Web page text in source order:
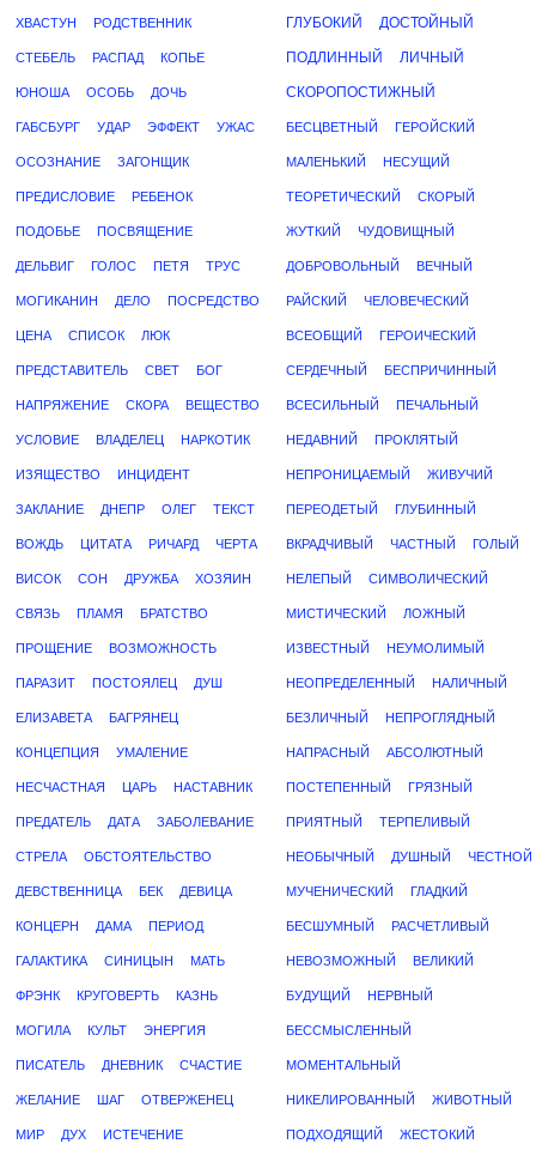
ХВАСТУН РОДСТВЕННИК
СТЕБЕЛЬ РАСПАД КОПЬЕ
ЮНОША ОСОБЬ ДОЧЬ
ГАБСБУРГ УДАР ЭФФЕКТ УЖАС
ОСОЗНАНИЕ ЗАГОНЩИК
ПРЕДИСЛОВИЕ РЕБЕНОК
ПОДОБЬЕ ПОСВЯЩЕНИЕ
ДЕЛЬВИГ ГОЛОС ПЕТЯ ТРУС
МОГИКАНИН ДЕЛО ПОСРЕДСТВО
ЦЕНА СПИСОК ЛЮК
ПРЕДСТАВИТЕЛЬ СВЕТ БОГ
НАПРЯЖЕНИЕ СКОРА ВЕЩЕСТВО
УСЛОВИЕ ВЛАДЕЛЕЦ НАРКОТИК
ИЗЯЩЕСТВО ИНЦИДЕНТ
ЗАКЛАНИЕ ДНЕПР ОЛЕГ ТЕКСТ
ВОЖДЬ ЦИТАТА РИЧАРД ЧЕРТА
ВИСОК СОН ДРУЖБА ХОЗЯИН
СВЯЗЬ ПЛАМЯ БРАТСТВО
ПРОЩЕНИЕ ВОЗМОЖНОСТЬ
ПАРАЗИТ ПОСТОЯЛЕЦ ДУШ
ЕЛИЗАВЕТА БАГРЯНЕЦ
КОНЦЕПЦИЯ УМАЛЕНИЕ
НЕСЧАСТНАЯ ЦАРЬ НАСТАВНИК
ПРЕДАТЕЛЬ ДАТА ЗАБОЛЕВАНИЕ
СТРЕЛА ОБСТОЯТЕЛЬСТВО
ДЕВСТВЕННИЦА БЕК ДЕВИЦА
КОНЦЕРН ДАМА ПЕРИОД
ГАЛАКТИКА СИНИЦЫН МАТЬ
ФРЭНК КРУГОВЕРТЬ КАЗНЬ
МОГИЛА КУЛЬТ ЭНЕРГИЯ
ПИСАТЕЛЬ ДНЕВНИК СЧАСТИЕ
ЖЕЛАНИЕ ШАГ ОТВЕРЖЕНЕЦ
МИР ДУХ ИСТЕЧЕНИЕ
ГЛУБОКИЙ ДОСТОЙНЫЙ
ПОДЛИННЫЙ ЛИЧНЫЙ
СКОРОПОСТИЖНЫЙ
БЕСЦВЕТНЫЙ ГЕРОЙСКИЙ
МАЛЕНЬКИЙ НЕСУЩИЙ
ТЕОРЕТИЧЕСКИЙ СКОРЫЙ
ЖУТКИЙ ЧУДОВИЩНЫЙ
ДОБРОВОЛЬНЫЙ ВЕЧНЫЙ
РАЙСКИЙ ЧЕЛОВЕЧЕСКИЙ
ВСЕОБЩИЙ ГЕРОИЧЕСКИЙ
СЕРДЕЧНЫЙ БЕСПРИЧИННЫЙ
ВСЕСИЛЬНЫЙ ПЕЧАЛЬНЫЙ
НЕДАВНИЙ ПРОКЛЯТЫЙ
НЕПРОНИЦАЕМЫЙ ЖИВУЧИЙ
ПЕРЕОДЕТЫЙ ГЛУБИННЫЙ
ВКРАДЧИВЫЙ ЧАСТНЫЙ ГОЛЫЙ
НЕЛЕПЫЙ СИМВОЛИЧЕСКИЙ
МИСТИЧЕСКИЙ ЛОЖНЫЙ
ИЗВЕСТНЫЙ НЕУМОЛИМЫЙ
НЕОПРЕДЕЛЕННЫЙ НАЛИЧНЫЙ
БЕЗЛИЧНЫЙ НЕПРОГЛЯДНЫЙ
НАПРАСНЫЙ АБСОЛЮТНЫЙ
ПОСТЕПЕННЫЙ ГРЯЗНЫЙ
ПРИЯТНЫЙ ТЕРПЕЛИВЫЙ
НЕОБЫЧНЫЙ ДУШНЫЙ ЧЕСТНОЙ
МУЧЕНИЧЕСКИЙ ГЛАДКИЙ
БЕСШУМНЫЙ РАСЧЕТЛИВЫЙ
НЕВОЗМОЖНЫЙ ВЕЛИКИЙ
БУДУЩИЙ НЕРВНЫЙ
БЕССМЫСЛЕННЫЙ
МОМЕНТАЛЬНЫЙ
НИКЕЛИРОВАННЫЙ ЖИВОТНЫЙ
ПОДХОДЯЩИЙ ЖЕСТОКИЙ